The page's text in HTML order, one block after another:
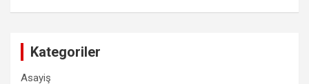
Kategoriler
Asayiş